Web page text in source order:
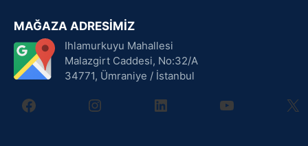
MAĞAZA ADRESİMİZ
Ihlamurkuyu Mahallesi
Malazgirt Caddesi, No:32/A
34771, Ümraniye / İstanbul
facebookinstagramlinkedin youtube X